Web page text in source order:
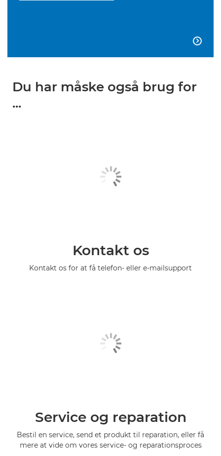

Du har måske også brug for
...
Kontakt os
Kontakt os for at få telefon- eller e-mailsupport
Service og reparation
Bestil en service, send et produkt til reparation, eller få
mere at vide om vores service- og reparationsproces